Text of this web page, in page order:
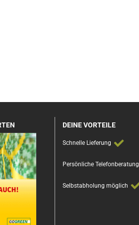
DEINE VORTEILE
Schnelle Lieferung
Persönliche Telefonberatung
Selbstabholung möglich